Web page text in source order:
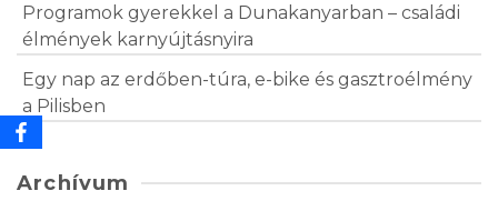
Programok gyerekkel a Dunakanyarban – családi
élmények karnyújtásnyira
Egy nap az erdőben-túra, e-bike és gasztroélmény
a Pilisben
Archívum